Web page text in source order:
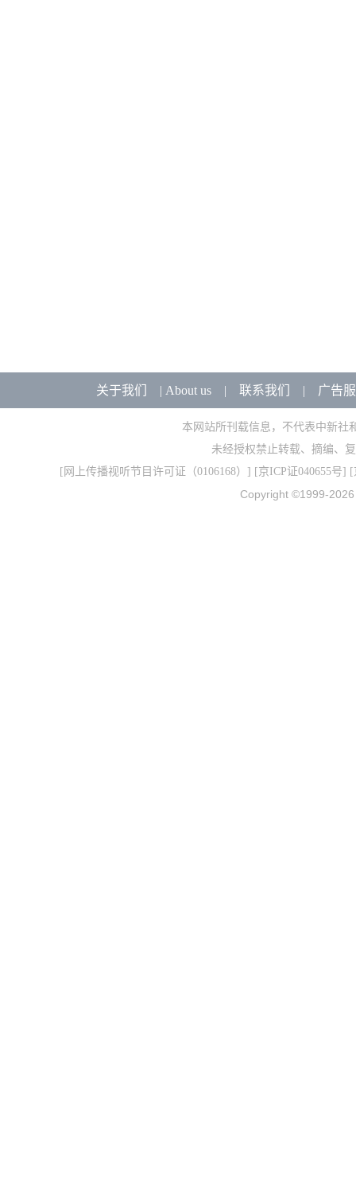
关于我们 | About us| 联系我们 | 广告
本网站所刊载信息，不代表中新社
未经授权禁止转载、摘编、
[ 网上传播视听节目许可证（0106168） ] [京ICP证040655号] [
Copyright ©1999-